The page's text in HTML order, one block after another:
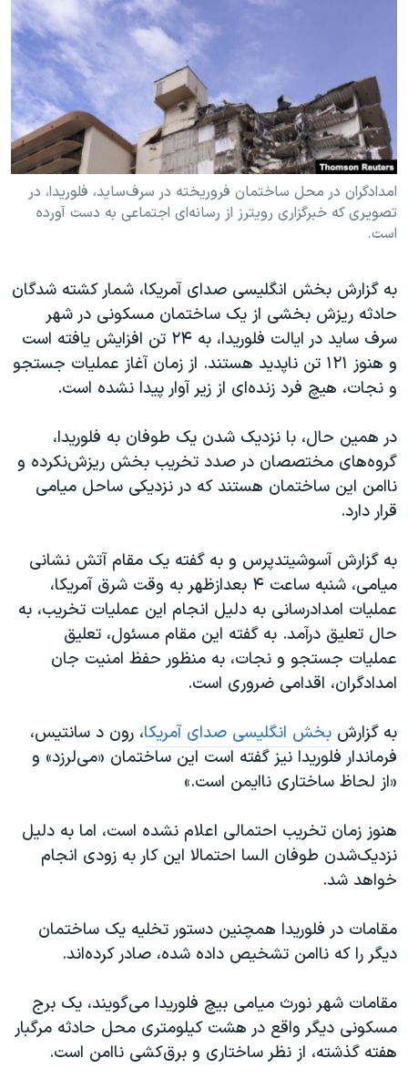
اقتصادی
علم و فناوری
اسرائیل در جنگ
گالری عکس
آرشیو پخش زنده
حمله جمهوری اسلامی به اسرائیل
رمز مهسا
ورزش زنان در ایران
اعتراضات زن، زندگی، آزادی
مجموعه مستندهای دادخواهی
دادگاه حمید نوری
چهل سال گروگان‌گیری
قانون شفافیت دارائی کادر رهبری ایران
اعتراضات مردمی آبان ۹۸
نرگس محمدی برنده جایزه نوبل صلح
همایش محافظه‌کاران آمریکا «سی‌پک»
صفحه‌های ویژه
زبانهای مختلف
امدادگران در محل ساختمان فروریخته در سرف‌ساید، فلوریدا، در
تصویری که خبرگزاری رویترز از رسانه‌ای اجتماعی به دست آورده
است.
به گزارش بخش انگلیسی صدای آمریکا، شمار کشته شدگان
حادثه ریزش بخشی از یک ساختمان مسکونی در شهر
سرف ساید در ایالت فلوریدا، به ۲۴ تن افزایش یافته است
و هنوز ۱۲۱ تن ناپدید هستند. از زمان آغاز عملیات جستجو
و نجات، هیچ فرد زنده‌ای از زیر آوار پیدا نشده است.
در همین حال، با نزدیک شدن یک طوفان به فلوریدا،
گروه‌های مختصصان در صدد تخریب بخش ریزش‌نکرده و
ناامن این ساختمان هستند که در نزدیکی ساحل میامی
قرار دارد.
به گزارش آسوشیتدپرس و به گفته یک مقام آتش نشانی
میامی، شنبه ساعت ۴ بعدازظهر به وقت شرق آمریکا،
عملیات امدادرسانی به دلیل انجام این عملیات تخریب، به
حال تعلیق درآمد. به گفته این مقام مسئول، تعلیق
عملیات جستجو و نجات، به منظور حفظ امنیت جان
امدادگران، اقدامی ضروری است.
به گزارش بخش انگلیسی صدای آمریکا، رون د سانتیس،
فرماندار فلوریدا نیز گفته است این ساختمان «می‌لرزد» و
«از لحاظ ساختاری ناایمن است.»
هنوز زمان تخریب احتمالی اعلام نشده است، اما به دلیل
نزدیک‌شدن طوفان السا احتمالا این کار به زودی انجام
خواهد شد.
مقامات در فلوریدا همچنین دستور تخلیه یک ساختمان
دیگر را که ناامن تشخیص داده شده، صادر کرده‌اند.
مقامات شهر نورث میامی بیچ فلوریدا می‌گویند، یک برج
مسکونی دیگر واقع در هشت کیلومتری محل حادثه مرگبار
هفته گذشته، از نظر ساختاری و برق‌کشی ناامن است.